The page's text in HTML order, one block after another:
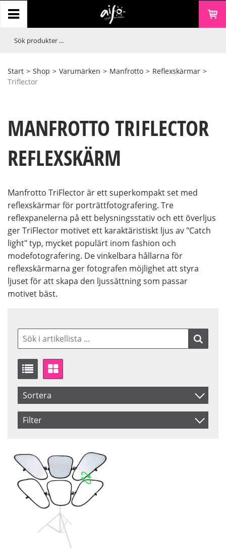
Start > Shop > Varumärken > Manfrotto > Reflexskärmar >
Triflector
MANFROTTO TRIFLECTOR
REFLEXSKÄRM
Manfrotto TriFlector är ett superkompakt set med
reflexskärmar för porträttfotografering. Tre
reflexpanelerna på ett belysningsstativ och ett överljus
ger TriFlector motivet ett karaktäristiskt ljus av "Catch
light" typ, mycket populärt inom fashion och
modefotografering. De vinkelbara hållarna för
reflexskärmarna ger fotografen möjlighet att styra
ljuset för att skapa den ljussättning som passar
motivet bäst.
Sortera
Artikelkod
Benämning
Filter
I lager